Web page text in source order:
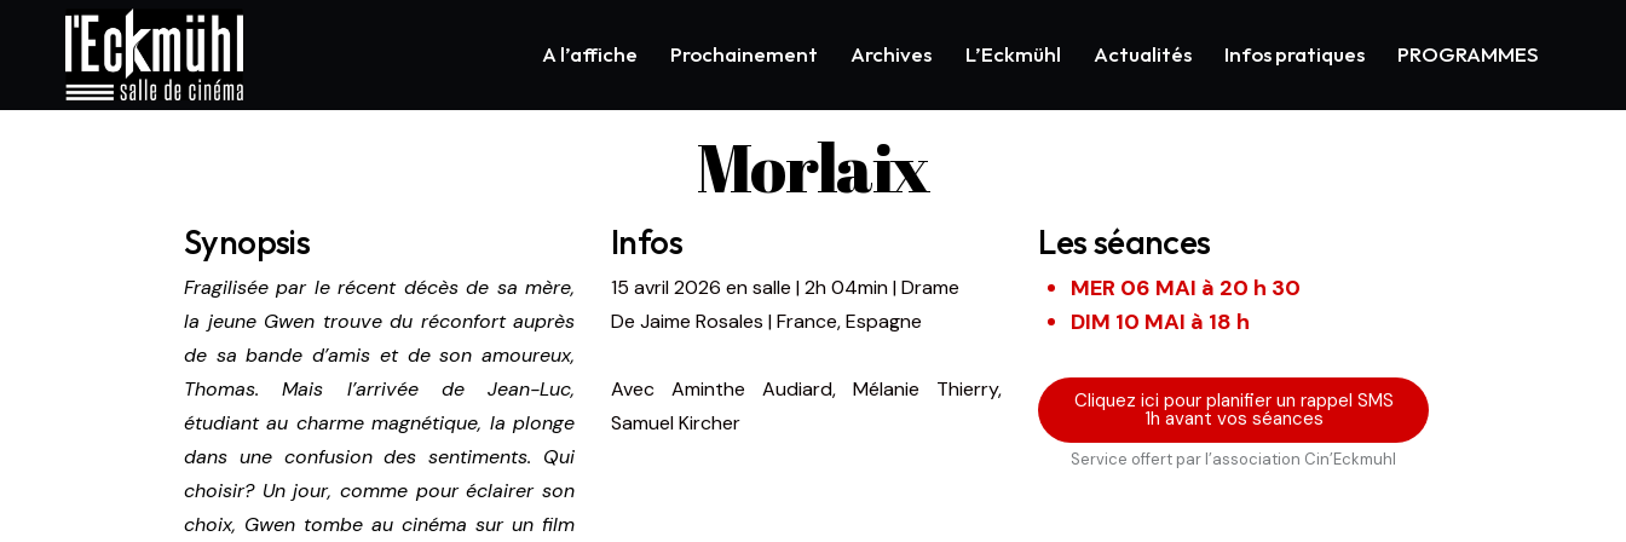
A l’affiche Prochainement Archives L’Eckmühl Actualités Infos pratiques PROGRAMMES
Morlaix
Synopsis
Fragilisée par le récent décès de sa mère,
la jeune Gwen trouve du réconfort auprès
de sa bande d’amis et de son amoureux,
Thomas. Mais l’arrivée de Jean-Luc,
étudiant au charme magnétique, la plonge
dans une confusion des sentiments. Qui
choisir? Un jour, comme pour éclairer son
choix, Gwen tombe au cinéma sur un film
Infos
15 avril 2026en salle|2h 04min|Drame
De Jaime Rosales | France, Espagne
Avec Aminthe Audiard, Mélanie Thierry,
Samuel Kircher
Les séances
MER 06 MAI à 20 h 30
DIM 10 MAI à 18 h
Cliquez ici pour planifier un rappel SMS
1h avant vos séances
Service offert par l’association Cin’Eckmuhl